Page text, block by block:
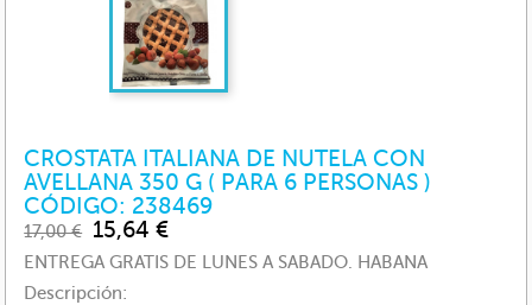
CROSTATA ITALIANA DE NUTELA CON
AVELLANA 350 G ( PARA 6 PERSONAS )
CÓDIGO: 238469
17,00 € 15,64 €
ENTREGA GRATIS DE LUNES A SABADO. HABANA
Descripción: